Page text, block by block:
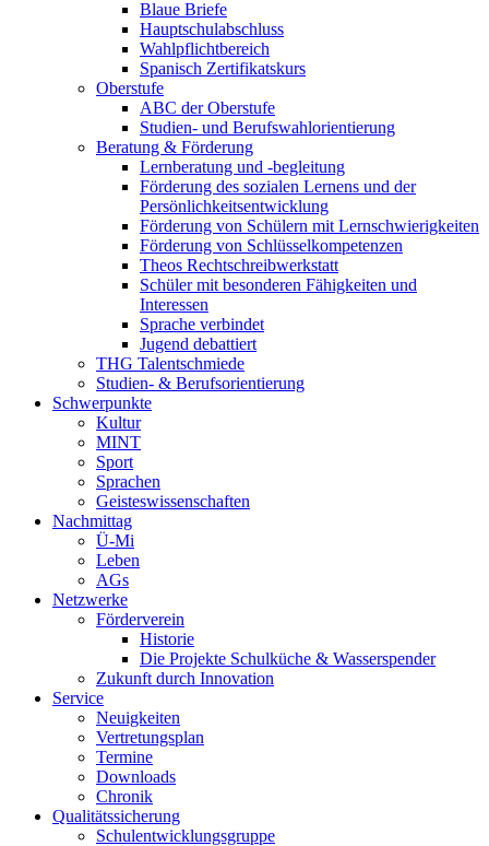
Blaue Briefe
Hauptschulabschluss
Wahlpflichtbereich
Spanisch Zertifikatskurs
Oberstufe
ABC der Oberstufe
Studien- und Berufswahlorientierung
Beratung & Förderung
Lernberatung und -begleitung
Förderung des sozialen Lernens und der
Persönlichkeitsentwicklung
Förderung von Schülern mit Lernschwierigkeiten
Förderung von Schlüsselkompetenzen
Theos Rechtschreibwerkstatt
Schüler mit besonderen Fähigkeiten und
Interessen
Sprache verbindet
Jugend debattiert
THG Talentschmiede
Studien- & Berufsorientierung
Schwerpunkte
Kultur
MINT
Sport
Sprachen
Geisteswissenschaften
Nachmittag
Ü-Mi
Leben
AGs
Netzwerke
Förderverein
Historie
Die Projekte Schulküche & Wasserspender
Zukunft durch Innovation
Service
Neuigkeiten
Vertretungsplan
Termine
Downloads
Chronik
Qualitätssicherung
Schulentwicklungsgruppe